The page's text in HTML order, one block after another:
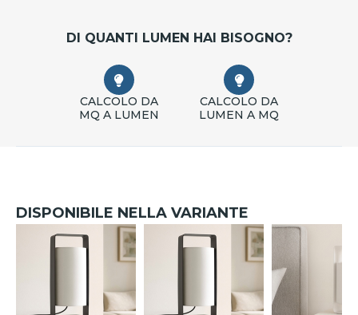
DI QUANTI LUMEN HAI BISOGNO?
CALCOLO DA
MQ A LUMEN
CALCOLO DA
LUMEN A MQ
DISPONIBILE NELLA VARIANTE